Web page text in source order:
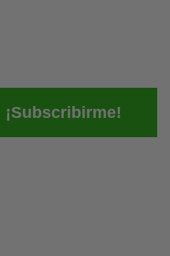
¡Subscribirme!